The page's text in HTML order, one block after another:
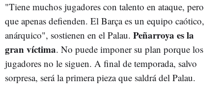
"Tiene muchos jugadores con talento en ataque, pero
que apenas defienden. El Barça es un equipo caótico,
anárquico", sostienen en el Palau. Peñarroya es la
gran víctima. No puede imponer su plan porque los
jugadores no le siguen. A final de temporada, salvo
sorpresa, será la primera pieza que saldrá del Palau.